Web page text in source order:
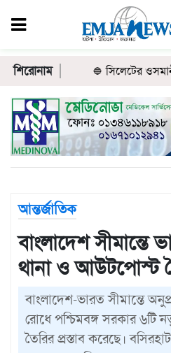
০৭
আগস্ট
২৩
শে
শ্রাবণ
১৪৩৩
বঙ্গাব্দ
২৪
সফর
১৪৪৮
হিজরি
সিলেট
জেলা
সুনামগঞ্জ
মৌলভীবাজার
হবিগঞ্জ
জাতীয়
খেলাধুলা
ক্রিকেট
ফুটবল
আন্তর্জাতিক
এশিয়া
শিরোনাম সিলেটের
আন্তর্জাতিক
বাংলাদেশ সীমান্তে
থানা ও আউটপোস্ট
বাংলাদেশ-ভারত সীমান্তে
রোধে পশ্চিমবঙ্গ সরকার
তৈরির প্রস্তাব করেছে।